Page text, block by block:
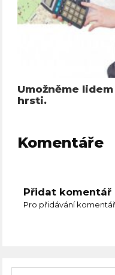
Umožněme
hrsti.
Komentáře
Přidat komentář
Pro přidávání